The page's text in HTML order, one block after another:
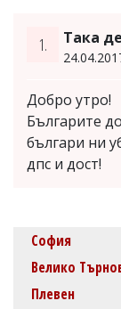
1. Така де
Добро утро!
Българите
българи ни
дпс и дост!
София
Велико
Плевен